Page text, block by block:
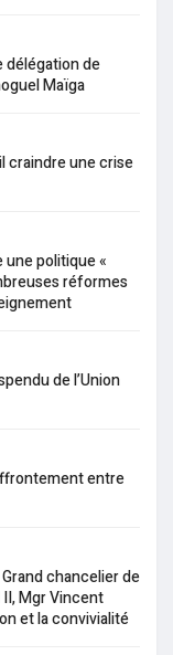
délégation de
Maïga
craindre une crise
une politique «
réformes
de l’Union
entre
chancelier de
Mgr Vincent
et la convivialité